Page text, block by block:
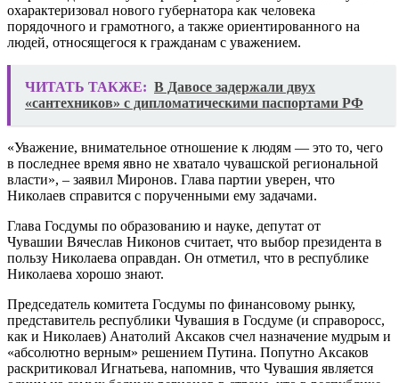
охарактеризовал нового губернатора как человека
порядочного и грамотного, а также ориентированного на
людей, относящегося к гражданам с уважением.
ЧИТАТЬ ТАКЖЕ: В Давосе задержали двух
«сантехников» с дипломатическими паспортами РФ
«Уважение, внимательное отношение к людям — это то, чего
в последнее время явно не хватало чувашской региональной
власти», – заявил Миронов. Глава партии уверен, что
Николаев справится с порученными ему задачами.
Глава Госдумы по образованию и науке, депутат от
Чувашии Вячеслав Никонов считает, что выбор президента в
пользу Николаева оправдан. Он отметил, что в республике
Николаева хорошо знают.
Председатель комитета Госдумы по финансовому рынку,
представитель республики Чувашия в Госдуме (и справоросс,
как и Николаев) Анатолий Аксаков счел назначение мудрым и
«абсолютно верным» решением Путина. Попутно Аксаков
раскритиковал Игнатьева, напомнив, что Чувашия является